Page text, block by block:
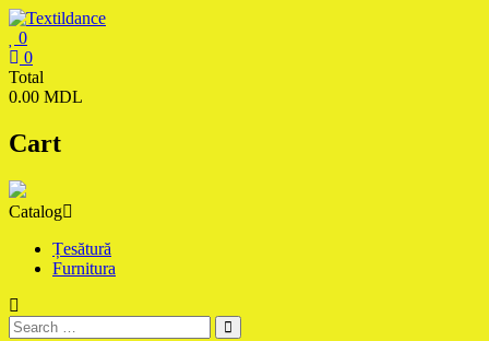
Skip
to
content
Textildance.md
0
0
Total
0.00 MDL
Cart
Catalog
Țesătură
Furnitura